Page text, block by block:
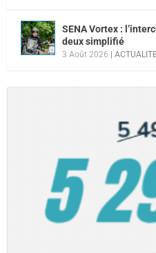
SENA Vortex :
deux simplifié
3 Août 2026